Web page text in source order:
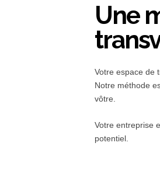
Une
Votre espace de
Notre méthode
vôtre.
Votre entreprise
potentiel.